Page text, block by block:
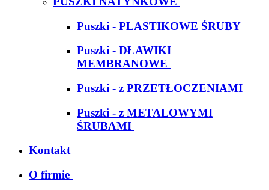
Puszki - PLASTIKOWE ŚRUBY
Puszki - DŁAWIKI
MEMBRANOWE
Puszki - z PRZETŁOCZENIAMI
Puszki - z METALOWYMI
ŚRUBAMI
Kontakt
O firmie